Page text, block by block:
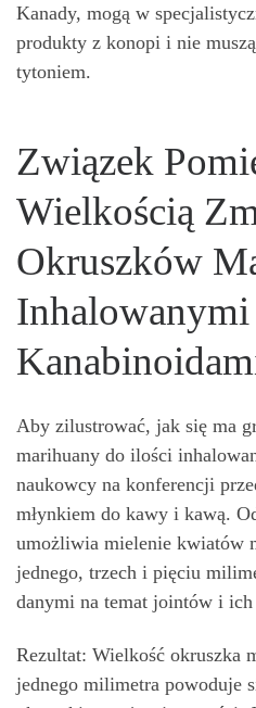
Kanady, mogą w
produkty z konopi i nie
tytoniem.
Związek
Wielkością
Okruszków
Inhalowanymi
Aby zilustrować, jak się ma
marihuany do ilości
naukowcy na konferencji
młynkiem do kawy i kawą.
umożliwia mielenie kwiatów
jednego, trzech i pięciu
danymi na temat jointów i ich
Rezultat: Wielkość okruszka
jednego milimetra powoduje